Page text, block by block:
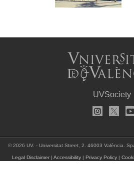
UVSociety
© 2026 UV. - Universitat Street, 2. 46003 València.
Legal Disclaimer |Accessibility |Privacy Policy |